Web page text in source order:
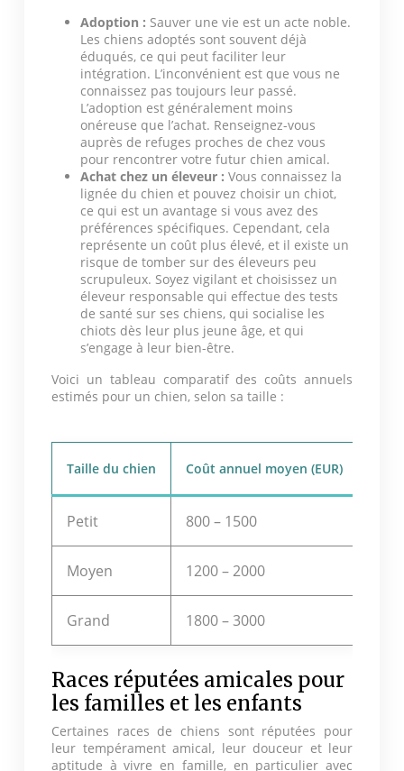
Adoption : Sauver une vie est un acte noble.
Les chiens adoptés sont souvent déjà
éduqués, ce qui peut faciliter leur
intégration. L’inconvénient est que vous ne
connaissez pas toujours leur passé.
L’adoption est généralement moins
onéreuse que l’achat. Renseignez-vous
auprès de refuges proches de chez vous
pour rencontrer votre futur chien amical.
Achat chez un éleveur : Vous connaissez la
lignée du chien et pouvez choisir un chiot,
ce qui est un avantage si vous avez des
préférences spécifiques. Cependant, cela
représente un coût plus élevé, et il existe un
risque de tomber sur des éleveurs peu
scrupuleux. Soyez vigilant et choisissez un
éleveur responsable qui effectue des tests
de santé sur ses chiens, qui socialise les
chiots dès leur plus jeune âge, et qui
s’engage à leur bien-être.
Voici un tableau comparatif des coûts annuels
estimés pour un chien, selon sa taille :
Taille du chien Coût annuel moyen (EUR)
Petit 800 – 1500
Moyen 1200 – 2000
Grand 1800 – 3000
Races réputées amicales pour
les familles et les enfants
Certaines races de chiens sont réputées pour
leur tempérament amical, leur douceur et leur
aptitude à vivre en famille, en particulier avec